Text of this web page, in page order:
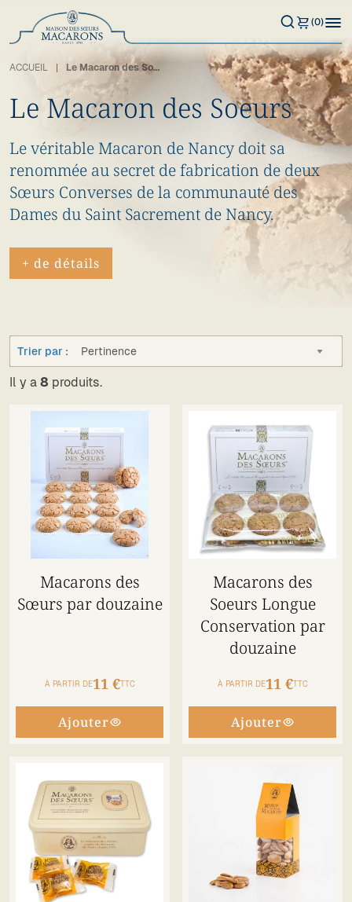
(0)
ACCUEIL Le Macaron des Soeurs
Le Macaron des Soeurs
Le véritable Macaron de Nancy doit sa
renommée au secret de fabrication de deux
Sœurs Converses de la communauté des
Dames du Saint Sacrement de Nancy.
+ de détails
Il y a 8 produits.
Trier par : Pertinence
Macarons des
Sœurs par douzaine
À PARTIR DE11 €TTC
Ajouter
Macarons des
Soeurs Longue
Conservation par
douzaine
À PARTIR DE11 €TTC
Ajouter